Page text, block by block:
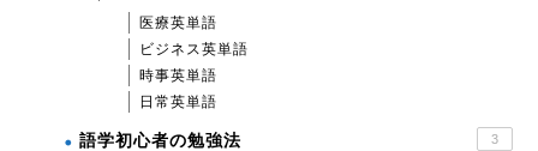
医療英単語
ビジネス英単語
時事英単語
日常英単語
語学初心者の勉強法 3